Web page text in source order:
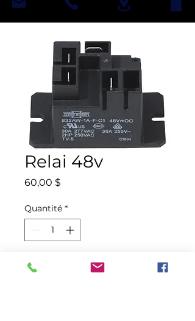
Relai 48v
60,00 $
Quantité *
Ajouter au panier